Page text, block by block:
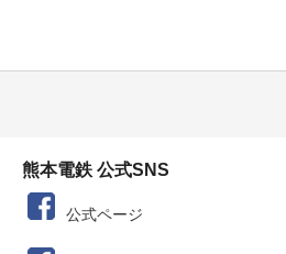
熊本電鉄 公式SNS
公式ページ